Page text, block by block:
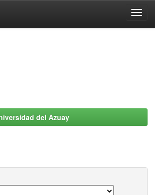
del Azuay